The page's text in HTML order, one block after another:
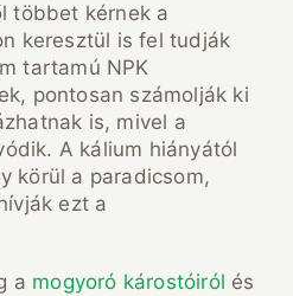
többet kérnek a
keresztül is fel tudják
tartamú NPK
pontosan számolják ki
is, mivel a
A kálium hiányától
körül a paradicsom,
ezt a
a mogyoró károstóiról és